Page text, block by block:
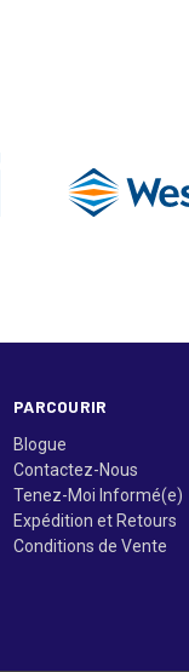
PARCOURIR
Blogue
Contactez-Nous
Tenez-Moi Informé(e)
Expédition et Retours
Conditions de Vente